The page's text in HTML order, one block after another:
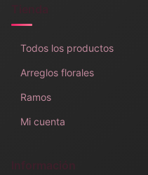
Todos los productos
Arreglos florales
Ramos
Mi cuenta
Información